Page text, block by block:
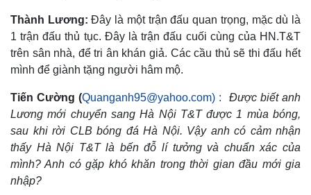
Thành Lương:Đây là một trận đấu quan trọng, mặc dù là
1 trận đấu thủ tục. Đây là trận đấu cuối cùng của HN.T&T
trên sân nhà, để tri ân khán giả. Các cầu thủ sẽ thi đấu hết
mình để giành tặng người hâm mộ.
Tiến Cường (Quanganh95@yahoo.com) : Được biết anh
Lương mới chuyển sang Hà Nội T&T được 1 mùa bóng,
sau khi rời CLB bóng đá Hà Nội. Vậy anh có cảm nhận
thấy Hà Nội T&T là bến đỗ lí tưởng và chuẩn xác của
mình? Anh có gặp khó khăn trong thời gian đầu mới gia
nhập?